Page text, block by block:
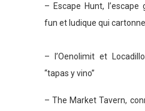
– Escape Hunt, l’escape
fun et ludique qui
– l’Oenolimit et
“tapas y vino”
– The Market Tavern,